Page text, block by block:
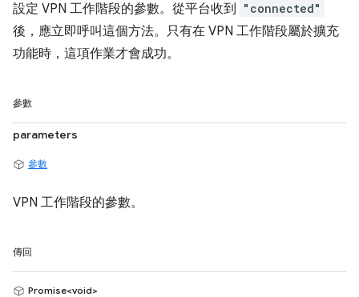
設定 VPN 工作階段的參數。從平台收到 "connected"
後，應立即呼叫這個方法。只有在 VPN 工作階段屬於擴充
功能時，這項作業才會成功。
參數
parameters
參數
VPN 工作階段的參數。
傳回
Promise<void>